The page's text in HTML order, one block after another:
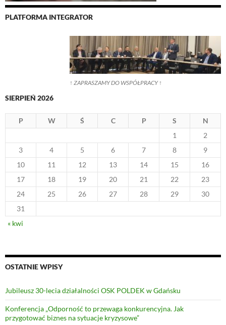
PLATFORMA INTEGRATOR
↑ ZAPRASZAMY DO WSPÓŁPRACY ↑
SIERPIEŃ 2026
P W Ś C P S
N
1
2
3
4 5 6 7 8
9
10
11 12 13 14 15
16
17
18 19 20 21 22
23
24
25 26 27 28 29
30
31
« kwi
OSTATNIE WPISY
Jubileusz 30-lecia działalności OSK POLDEK w Gdańsku
Konferencja „Odporność to przewaga konkurencyjna. Jak
przygotować biznes na sytuacje kryzysowe”